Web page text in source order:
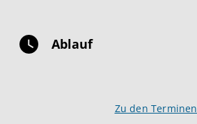
Ablauf
Zu den Terminen